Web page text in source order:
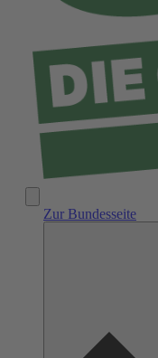
Zur Bundesseite